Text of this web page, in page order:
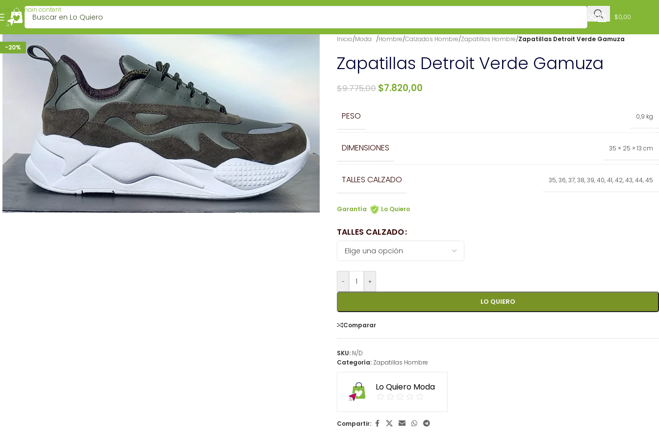
Skip to main content
$0,00
-20%
Inicio/Moda⠀ /Hombre/Calzados Hombre/Zapatillas Hombre/Zapatillas Detroit Verde Gamuza
Zapatillas Detroit Verde Gamuza
$9.775,00 $7.820,00
PESO 0,9 kg
DIMENSIONES 35 × 25 × 13 cm
TALLES CALZADO 35,36,37,38,39,40,41,42,43,44,45
Garantía Lo Quiero
TALLES CALZADO
- +
LO QUIERO
Comparar
SKU: N/D
Categoría: Zapatillas Hombre
Lo Quiero Moda
Compartir: